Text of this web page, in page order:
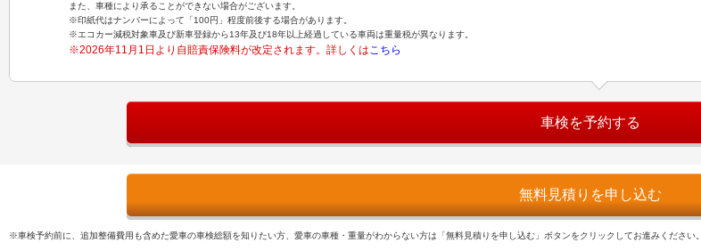
また、車種により承ることができない場合がございます。
※印紙代はナンバーによって「100円」程度前後する場合があります。
※エコカー減税対象車及び新車登録から13年及び18年以上経過している車両は重量税が異なります。
※2026年11月1日より自賠責保険料が改定されます。詳しくはこちら
車検を予約する
無料見積りを申し込む
※車検予約前に、追加整備費用も含めた愛車の車検総額を知りたい方、愛車の車種・重量がわからない方は「無料見積りを申し込む」ボタンをクリックしてお進みください。